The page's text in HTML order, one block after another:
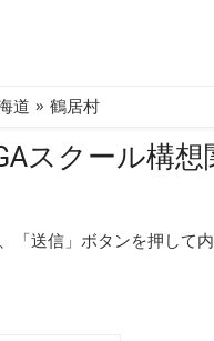
道 » 鶴居村
スクール構
「送信」ボタンを押して